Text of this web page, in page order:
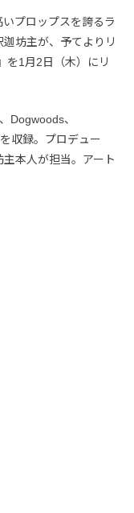
プロップスを誇るラ
坊主が、予てよりリ
を1月2日（木）にリ
Dogwoods、
収録。プロデュー
本人が担当。アート